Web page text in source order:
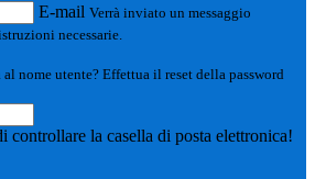
E-mail Verrà inviato un messaggio
necessarie.
nome utente? Effettua il reset della password
controllare la casella di posta elettronica!